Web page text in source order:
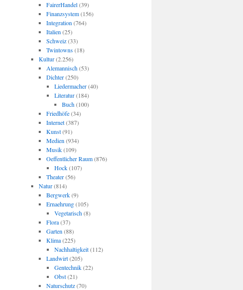
FairerHandel(39)
Finanzsystem(156)
Integration (764)
Italien (25)
Schweiz(33)
Twintowns(18)
Kultur(2.256)
Alemannisch(53)
Dichter(250)
Liedermacher(40)
Literatur(184)
Buch(100)
Friedhöfe(34)
Internet(387)
Kunst(91)
Medien (934)
Musik(109)
Oeffentlicher Raum(876)
Hock(107)
Theater(56)
Natur(814)
Bergwerk(9)
Ernaehrung(105)
Vegetarisch(8)
Flora(37)
Garten (88)
Klima(225)
Nachhaltigkeit(112)
Landwirt(205)
Gentechnik(22)
Obst(21)
Naturschutz(70)